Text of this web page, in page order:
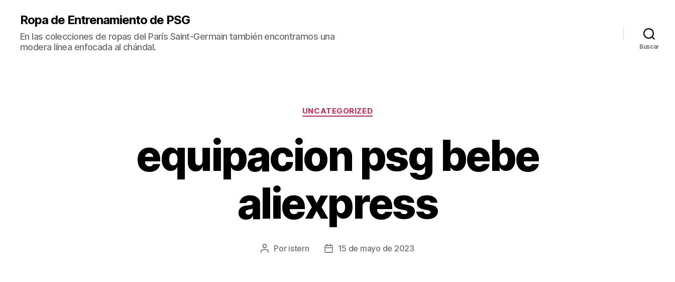
Ropa de Entrenamiento de PSG
En las colecciones de ropas del París Saint-Germain también encontramos una
modera línea enfocada al chándal.
Buscar
Categorías
UNCATEGORIZED
equipacion psg bebe
aliexpress
Autor
Por istern
Fecha15 de mayo de 2023